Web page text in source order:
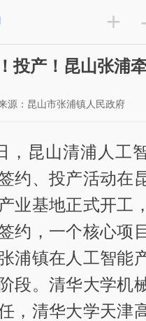
+
投产！昆山张浦
源：昆山市张浦镇人民政府
，昆山清浦人工
约、投产活动在
业基地正式开工
约，一个核心项
浦镇在人工智能
段。清华大学机
，清华大学天津